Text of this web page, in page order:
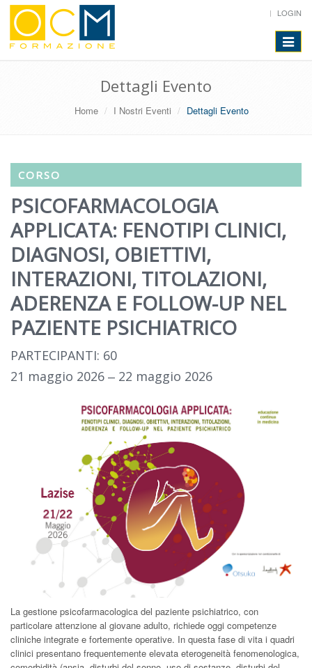
LOGIN
Toggle
Dettagli Evento
Home I Nostri Eventi Dettagli Evento
CORSO
PSICOFARMACOLOGIA
APPLICATA: FENOTIPI CLINICI,
DIAGNOSI, OBIETTIVI,
INTERAZIONI, TITOLAZIONI,
ADERENZA E FOLLOW-UP NEL
PAZIENTE PSICHIATRICO
PARTECIPANTI: 60
21 maggio 2026 ‒ 22 maggio 2026
La gestione psicofarmacologica del paziente psichiatrico, con
particolare attenzione al giovane adulto, richiede oggi competenze
cliniche integrate e fortemente operative. In questa fase di vita i quadri
clinici presentano frequentemente elevata eterogeneità fenomenologica,